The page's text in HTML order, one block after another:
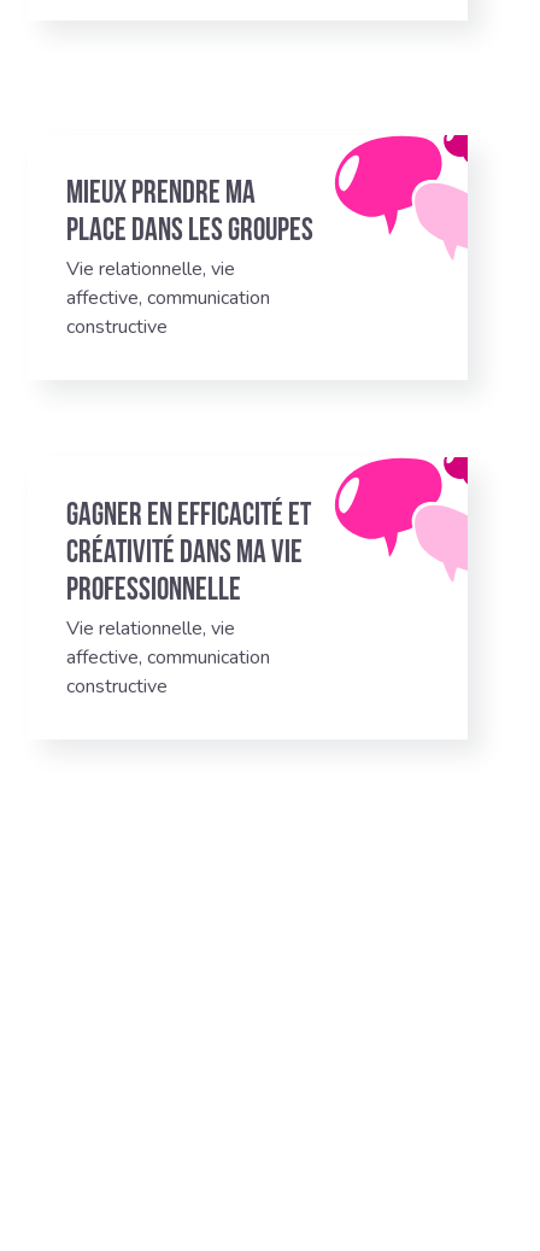
Mieux prendre ma
place dans les groupes
Vie relationnelle, vie
affective, communication
constructive
Gagner en efficacité et
créativité dans ma vie
professionnelle
Vie relationnelle, vie
affective, communication
constructive